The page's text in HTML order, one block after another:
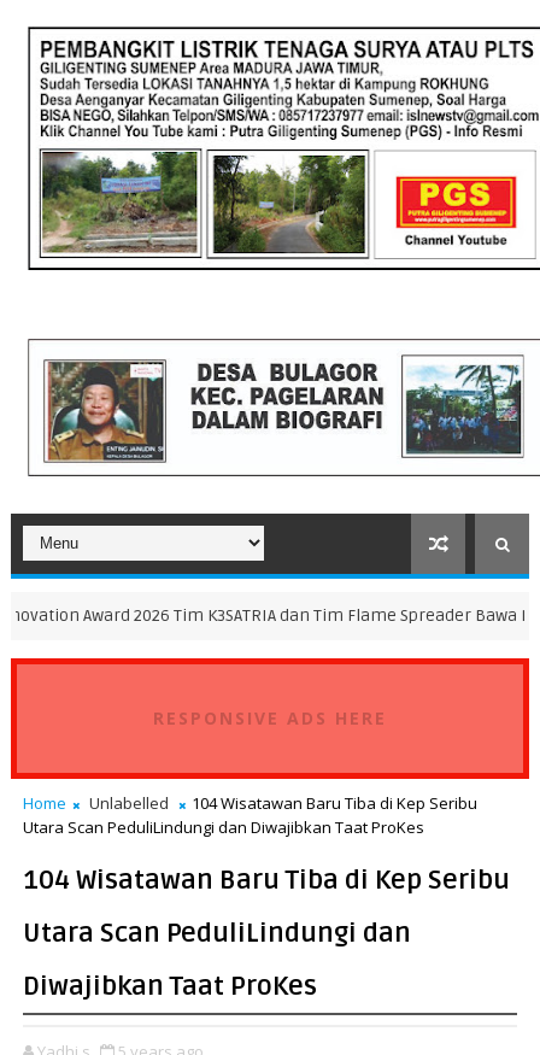
Tim K3SATRIA dan Tim Flame Spreader Bawa Pulang Gelar
RESPONSIVE ADS HERE
Home Unlabelled
104 Wisatawan Baru Tiba di Kep Seribu
Utara Scan PeduliLindungi dan Diwajibkan Taat ProKes
104 Wisatawan Baru Tiba di Kep Seribu
Utara Scan PeduliLindungi dan
Diwajibkan Taat ProKes